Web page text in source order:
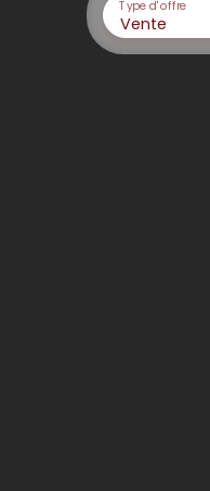
Vente
Type d'offre